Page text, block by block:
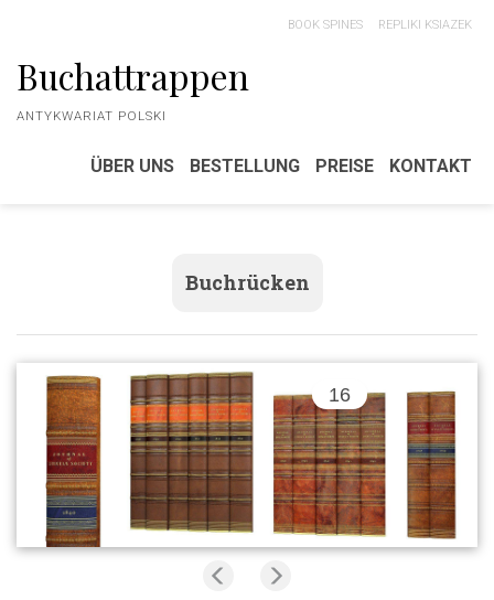
Buchattrappen
ANTYKWARIAT POLSKI
BOOK SPINES REPLIKI KSIAZEK
ÜBER UNS BESTELLUNG PREISE KONTAKT
Buchrücken
16